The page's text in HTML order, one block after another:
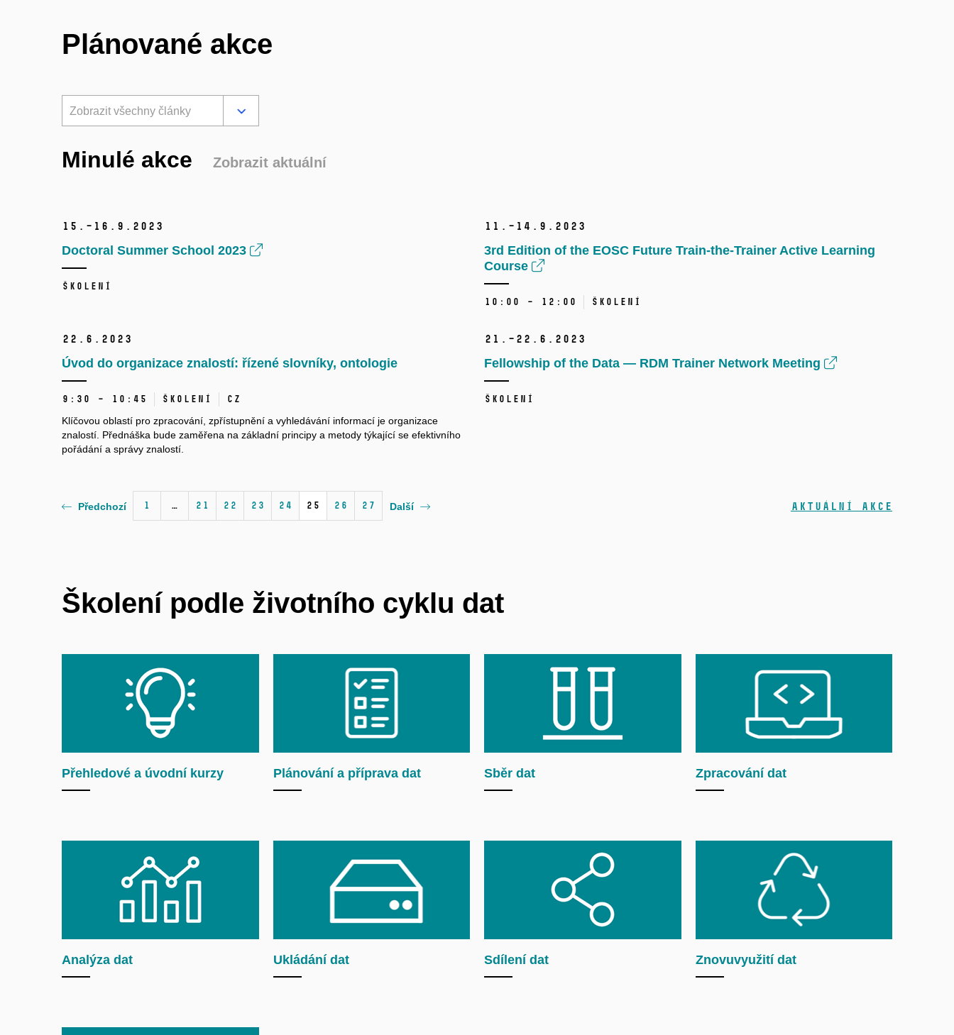
Plánované akce
Zobrazit všechny články
Minulé akce Zobrazit aktuální
15.–16. 9. 2023
Doctoral Summer School 2023
Školení
11.–14. 9. 2023
3rd Edition of the EOSC Future Train-the-Trainer Active Learning
Course
10:00 – 12:00 Školení
22. 6. 2023
Úvod do organizace znalostí: řízené slovníky, ontologie
9:30 – 10:45 Školení CZ
Klíčovou oblastí pro zpracování, zpřístupnění a vyhledávání informací je organizace
znalostí. Přednáška bude zaměřena na základní principy a metody týkající se efektivního
pořádání a správy znalostí.
21.–22. 6. 2023
Fellowship of the Data — RDM Trainer Network Meeting
Školení
Předchozí 1 … 21 22 23 24 25 26 27 Další Aktuální akce
Školení podle životního cyklu dat
Přehledové a úvodní kurzy
Analýza dat
Plánování a příprava dat
Ukládání dat
Sběr dat
Sdílení dat
Zpracování dat
Znovuvyužití dat